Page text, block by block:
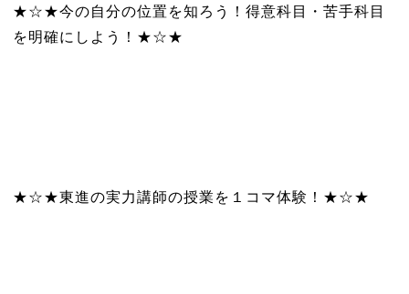
★☆★今の自分の位置を知ろう！得意科目・苦手科目
を明確にしよう！★☆★
★☆★東進の実力講師の授業を１コマ体験！★☆★